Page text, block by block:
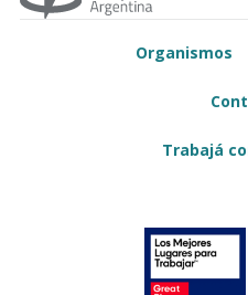
Organismos
Trabajá